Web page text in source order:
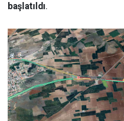
başlatıldı.